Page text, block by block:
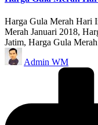
Harga Gula Merah Hari
Merah Januari 2018,
Jatim, Harga Gula
Posted
by
Admin WM